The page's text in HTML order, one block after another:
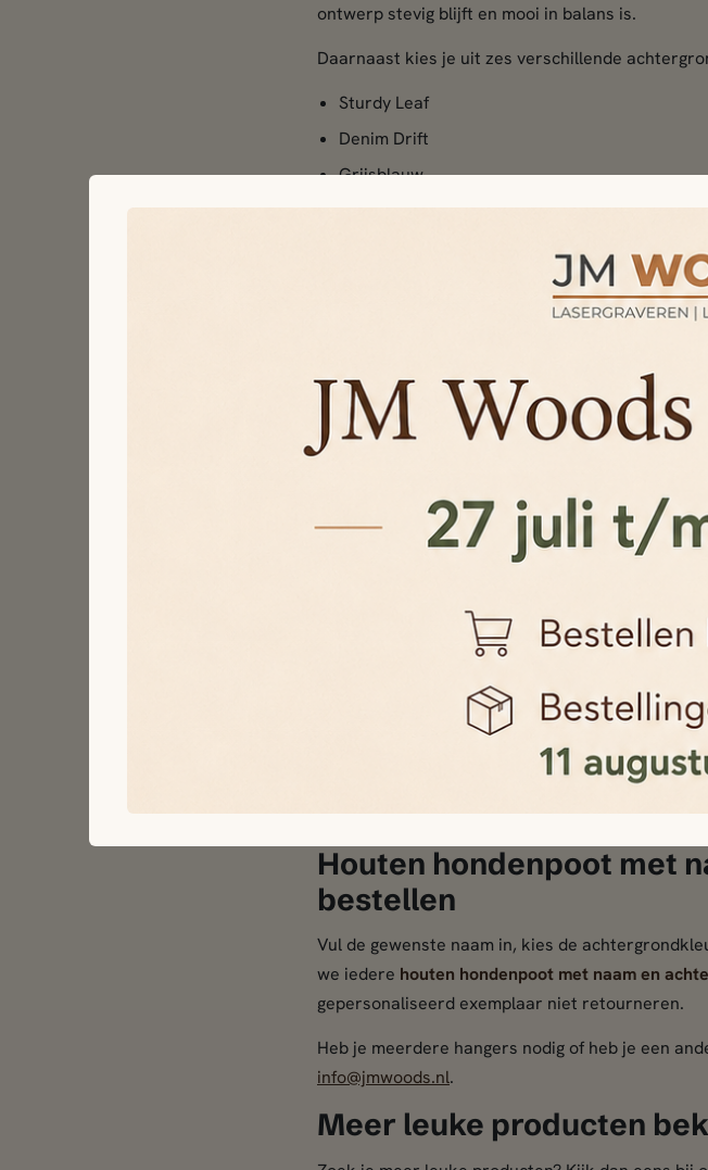
ontwerp stevig blijft en mooi in balans is.
Daarnaast kies je uit zes verschillende
Sturdy Leaf
Denim Drift
Grijsblauw
Magic Midnight
Controleer de spelling van de naam en de
ontwerpvoorbeeld toegestuurd.
Een persoonlijk cadeau
bijvoorbeeld aan een verjaardag, de komst van
hondenbaasje.
combinatie van de naam, de herkenbare
aandenken zonder dat het ontwerp druk oogt.
We snijden de onderdelen nauwkeurig uit hout
achtergrond. Omdat hout een natuurproduct is,
verschillen. Deze natuurlijke verschillen geven
Dit product is uitsluitend bedoeld als decoratie.
aan een halsband, tuig of hondenriem.
Houten hondenpoot met
bestellen
Vul de gewenste naam in, kies de
we iedere houten hondenpoot met naam en
gepersonaliseerd exemplaar niet retourneren.
Heb je meerdere hangers nodig of heb je een
info@jmwoods.nl.
Meer leuke producten